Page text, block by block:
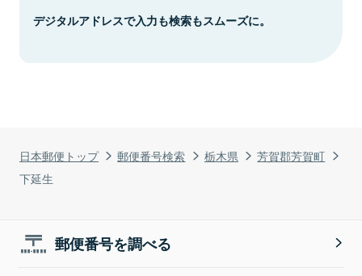
日本郵便トップ 郵便番号検索 栃木県
芳賀郡芳賀町
下延生
デジタルアドレスで入力も検索もスムーズに。
郵便番号を調べる